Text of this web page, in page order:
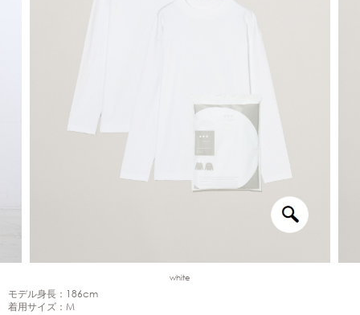
white
モデル身長：186cm
着用サイズ：M